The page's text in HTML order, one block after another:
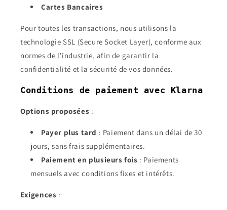
Cartes Bancaires
Pour toutes les transactions, nous utilisons la
technologie SSL (Secure Socket Layer), conforme aux
normes de l'industrie, afin de garantir la
confidentialité et la sécurité de vos données.
Conditions de paiement avec Klarna
Options proposées :
Payer plus tard : Paiement dans un délai de 30
jours, sans frais supplémentaires.
Paiement en plusieurs fois : Paiements
mensuels avec conditions fixes et intérêts.
Exigences :